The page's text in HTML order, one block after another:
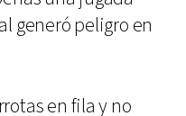
generó peligro en
en fila y no